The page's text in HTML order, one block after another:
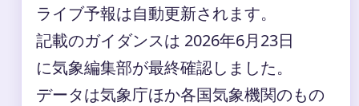
ライブ予報は自動更新されます。
記載のガイダンスは 2026年6月23日
に気象編集部が最終確認しました。
データは気象庁ほか各国気象機関のもの